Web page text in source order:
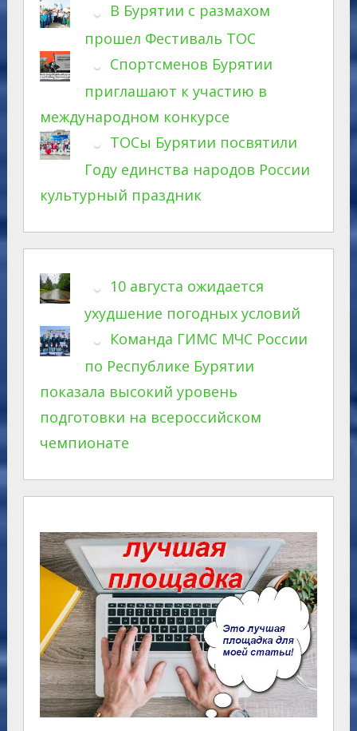
В Бурятии с размахом
прошел Фестиваль ТОС
Спортсменов Бурятии
приглашают к участию в
международном конкурсе
ТОСы Бурятии посвятили
Году единства народов России
культурный праздник
10 августа ожидается
ухудшение погодных условий
Команда ГИМС МЧС России
по Республике Бурятии
показала высокий уровень
подготовки на всероссийском
чемпионате